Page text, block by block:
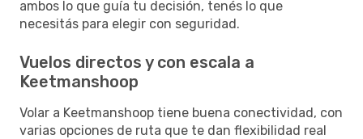
ambos lo que guía tu decisión, tenés lo que
necesitás para elegir con seguridad.
Vuelos directos y con escala a
Keetmanshoop
Volar a Keetmanshoop tiene buena conectividad, con
varias opciones de ruta que te dan flexibilidad real